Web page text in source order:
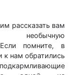
рассказать вам
необычную
помните, в
к нам обратились